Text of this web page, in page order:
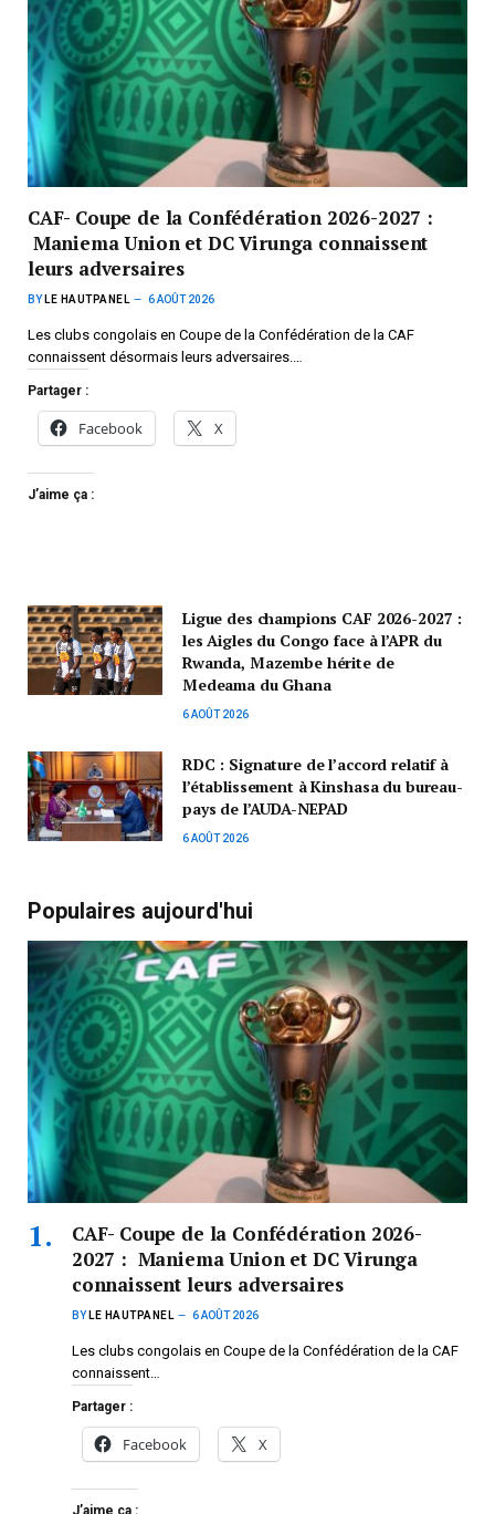
CAF- Coupe de la Confédération 2026-2027 :
Maniema Union et DC Virunga connaissent
leurs adversaires
BY LE HAUTPANEL 6 AOÛT 2026
Les clubs congolais en Coupe de la Confédération de la CAF
connaissent désormais leurs adversaires.…
Partager :
Facebook X
J’aime ça :
Ligue des champions CAF 2026-2027 :
les Aigles du Congo face à l’APR du
Rwanda, Mazembe hérite de
Medeama du Ghana
6 AOÛT 2026
RDC : Signature de l’accord relatif à
l’établissement à Kinshasa du bureau-
pays de l’AUDA-NEPAD
6 AOÛT 2026
Populaires aujourd'hui
CAF- Coupe de la Confédération 2026-
2027 : Maniema Union et DC Virunga
connaissent leurs adversaires
BY LE HAUTPANEL 6 AOÛT 2026
Les clubs congolais en Coupe de la Confédération de la CAF
connaissent…
Partager :
Facebook X
J’aime ça :